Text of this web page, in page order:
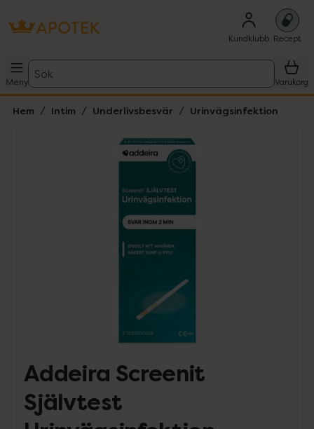
Kundklubb Recept
Meny
Sök
Varukorg
Hem Intim Underlivsbesvär Urinvägsinfektion
Lista: . Innehåller 1 objekt.
Addeira Screenit
Självtest